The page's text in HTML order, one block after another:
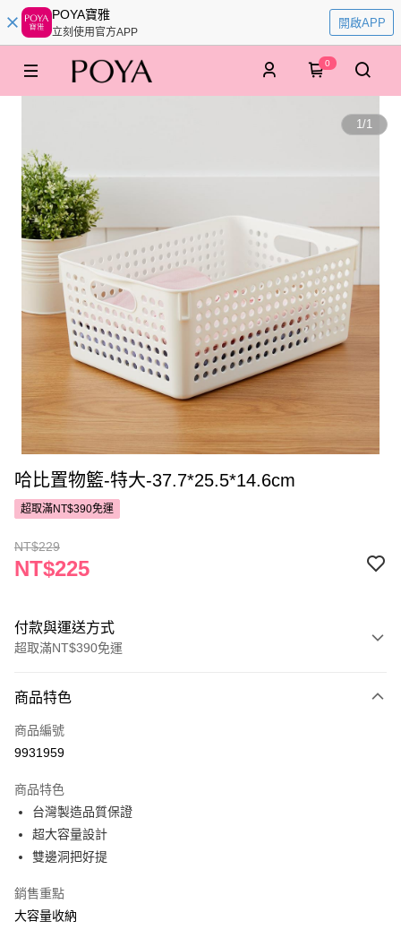
POYA寶雅
立刻使用官方APP
開啟APP
0
1/1
哈比置物籃-特大-37.7*25.5*14.6cm
超取滿NT$390免運
NT$229
NT$225
付款與運送方式
超取滿NT$390免運
POYA支付
信用卡一次付款
LINE Pay
Apple Pay
悠遊付
商品特色
商品編號
9931959
商品特色
台灣製造品質保證
超大容量設計
雙邊洞把好提
銷售重點
大容量收納